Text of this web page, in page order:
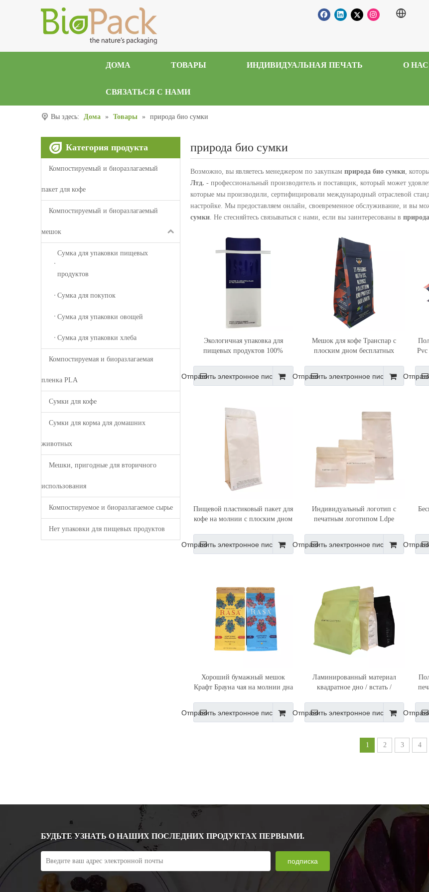
ДОМА ТОВАРЫ ИНДИВИДУАЛЬНАЯ ПЕЧАТЬ О НАС
СВЯЗАТЬСЯ С НАМИ
Вы здесь: Дома » Товары » природа био сумки
Категория продукта
Компостируемый и биоразлагаемый
пакет для кофе
Компостируемый и биоразлагаемый
мешок
Сумка для упаковки пищевых
продуктов
Сумка для покупок
Сумка для упаковки овощей
Сумка для упаковки хлеба
Компостируемая и биоразлагаемая
пленка PLA
Сумки для кофе
Сумки для корма для домашних
животных
Мешки, пригодные для вторичного
использования
Компостируемое и биоразлагаемое сырье
Нет упаковки для пищевых продуктов
природа био сумки
Возможно, вы являетесь менеджером по закупкам природа био сумки,
Лтд. - профессиональный производитель и поставщик, который может
которые мы производили, сертифицировали международный отраслевой
настройке. Мы предоставляем онлайн, своевременное обслуживание, и вы
сумки. Не стесняйтесь связываться с нами, если вы заинтересованы в
Экологичная упаковка для
пищевых продуктов 100%
из крафт-бумаги с оловянным
Отправить электронное письмо
Мешок для кофе Транспар с
плоским дном бесплатных
Отправить электронное письмо
Pvc
Пищевой пластиковый пакет для
кофе на молнии с плоским дном
Отправить электронное письмо
Индивидуальный логотип с
печатным логотипом Ldpe
Отправить электронное письмо
Хороший бумажный мешок
Крафт Брауна чая на молнии дна
Отправить электронное письмо
Ламинированный материал
квадратное дно / встать /
Отправить электронное письмо
1 2 3 4
БУДЬТЕ УЗНАТЬ О НАШИХ ПОСЛЕДНИХ ПРОДУКТАХ ПЕРВЫМИ.
подписка